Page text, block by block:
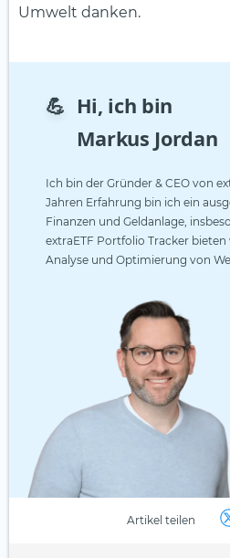
Umwelt danken.
💪 Hi, ich bin
Markus Jordan
Ich bin der Gründer & CEO von
Jahren Erfahrung bin ich ein
Finanzen und Geldanlage,
extraETF Portfolio Tracker
Analyse und Optimierung von
Artikel teilen